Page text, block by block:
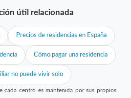
útil relacionada
Precios de residencias en España
Cómo pagar una residencia
no puede vivir solo
cada centro es mantenida por sus propios